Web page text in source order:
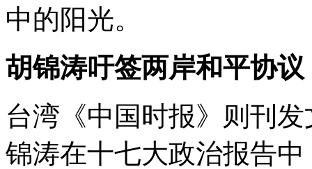
中的阳光。
胡锦涛吁签两岸和平协议
台湾《中国时报》则刊
锦涛在十七大政治报告